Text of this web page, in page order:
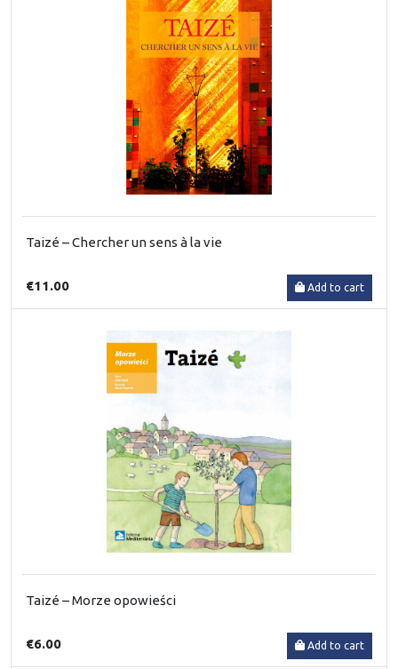
Taizé – Chercher un sens à la vie
€11.00 Add to cart
Taizé – Morze opowieści
€6.00 Add to cart